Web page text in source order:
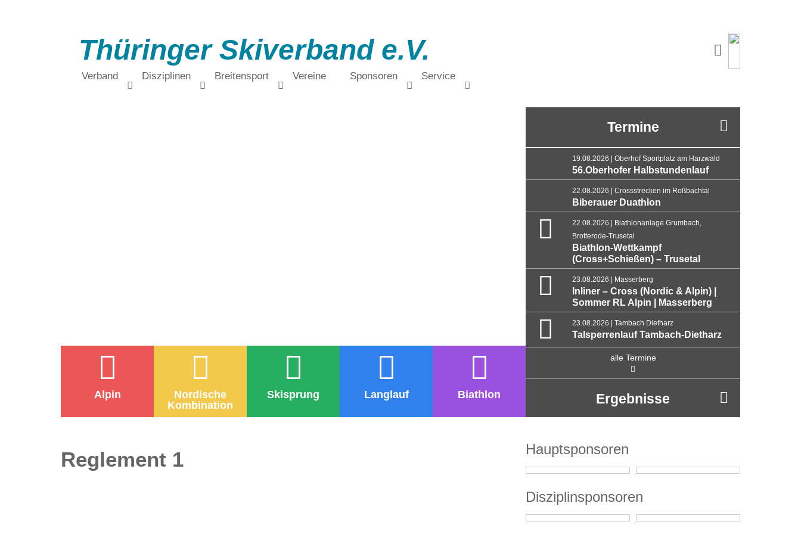
Thüringer Skiverband e.V.
Verband Disziplinen Breitensport Vereine Sponsoren Service
Alpin
Nordische
Kombination
Skisprung Langlauf Biathlon
Termine
19.08.2026 | Oberhof Sportplatz am Harzwald
56.Oberhofer Halbstundenlauf
22.08.2026 | Crossstrecken im Roßbachtal
Biberauer Duathlon
22.08.2026 | Biathlonanlage Grumbach,
Brotterode-Trusetal
Biathlon-Wettkampf
(Cross+Schießen) – Trusetal
23.08.2026 | Masserberg
Inliner – Cross (Nordic & Alpin) |
Sommer RL Alpin | Masserberg
23.08.2026 | Tambach Dietharz
Talsperrenlauf Tambach-Dietharz
alle Termine
Ergebnisse
Reglement 1 Hauptsponsoren
Disziplinsponsoren